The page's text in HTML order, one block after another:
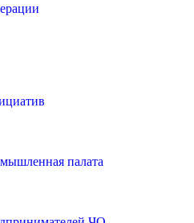
палата